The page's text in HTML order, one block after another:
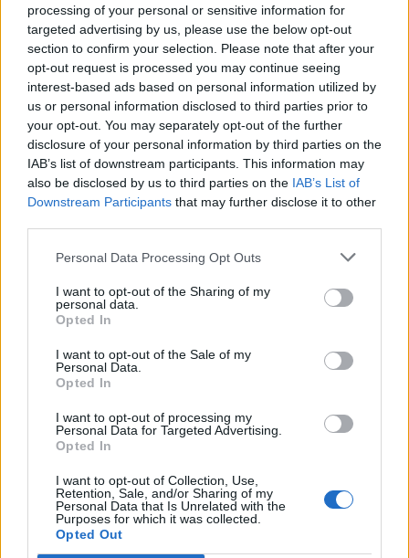
processing of your personal or sensitive information for
targeted advertising by us, please use the below opt-out
section to confirm your selection. Please note that after your
opt-out request is processed you may continue seeing
interest-based ads based on personal information utilized by
us or personal information disclosed to third parties prior to
your opt-out. You may separately opt-out of the further
disclosure of your personal information by third parties on the
IAB’s list of downstream participants. This information may
also be disclosed by us to third parties on the IAB’s List of
Downstream Participants that may further disclose it to other
Personal Data Processing Opt Outs
I want to opt-out of the Sharing of my
personal data.
Opted In
I want to opt-out of the Sale of my
Personal Data.
Opted In
I want to opt-out of processing my
Personal Data for Targeted Advertising.
Opted In
I want to opt-out of Collection, Use,
Retention, Sale, and/or Sharing of my
Personal Data that Is Unrelated with the
Purposes for which it was collected.
Opted Out
Ακολουθήστε το στο Google News
και μάθετε πρώτοι όλα τα επιχειρηματικά νέα
Δείτε όλες τις τελευταίες επιχειρηματικές
Ειδήσειςαπό την Ελλάδα και τον κόσμο στο
Σχολιάστε
... σχόλια| Κάνε click για να σχολιάσεις